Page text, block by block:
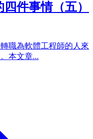
件事情（五）
職為軟體工程師的人來
本文章...